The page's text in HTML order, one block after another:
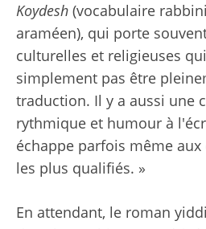
Koydesh (vocabulaire
araméen), qui porte
culturelles et religieuses
simplement pas être
traduction. Il y a aussi une
rythmique et humour à
échappe parfois même
les plus qualifiés. »
En attendant, le roman